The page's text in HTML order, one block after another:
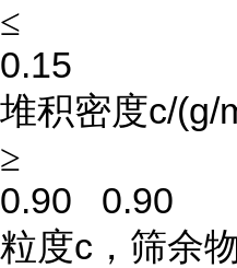
≤
0.15
堆积密度c/(g/
≥
0.90 0.90
粒度c ，筛余